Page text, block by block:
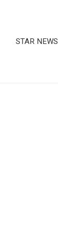
STAR NEWS